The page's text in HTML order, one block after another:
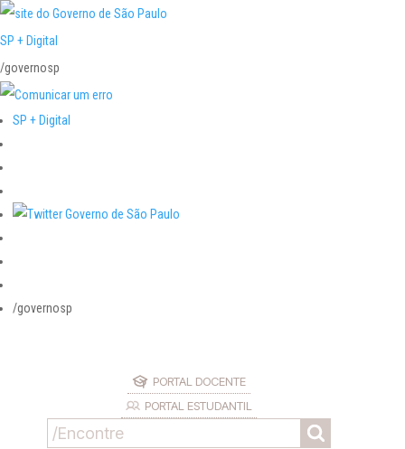
SP + Digital
/governosp
SP + Digital
/governosp
PORTAL DOCENTE
PORTAL ESTUDANTIL